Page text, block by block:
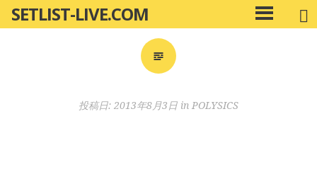
ン
SETLIST-LIVE.COM
メ
イ
投稿日: 2013年8月3日 in POLYSICS